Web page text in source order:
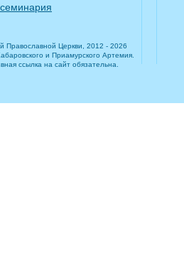
Православной Церкви, 2012 - 2026
и Приамурского Артемия.
ссылка на сайт обязательна.